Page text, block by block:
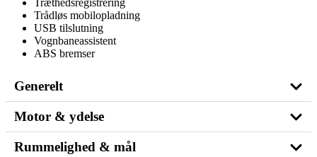
Træthedsregistrering
Trådløs mobilopladning
USB tilslutning
Vognbaneassistent
ABS bremser
Generelt
Motor & ydelse
Rummelighed & mål